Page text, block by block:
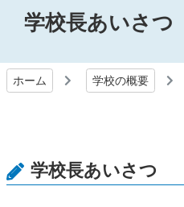
学校長あいさつ
ホーム 学校の概要
学校長あいさつ